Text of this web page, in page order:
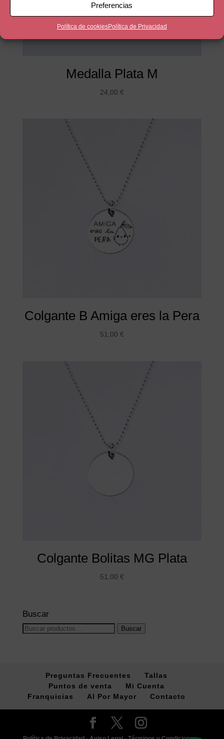
Preferencias
Política de cookiesPolítica de Privacidad
Medalla Plata M
24,00 €
Colgante B Amiga eres la Pera
51,00 €
Colgante Bolitas MG Plata
51,00 €
Buscar
Buscar
Buscar
Preguntas Frecuentes
Tallas
Puntos de venta
Mi Cuenta
Franquicias
Al Por Mayor Contacto